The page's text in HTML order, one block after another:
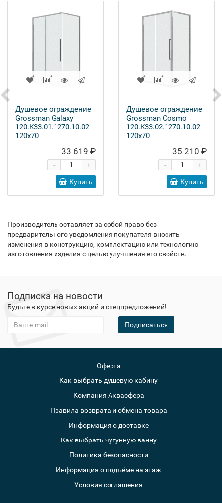
Душевое ограждение
Grossman Galaxy
120.K33.01.1270.10.02
120x70
33 619 ₽
+
-
Купить
Душевое ограждение
Grossman Cosmo
120.K33.02.1270.10.02
120x70
35 210 ₽
+
-
Купить
Производитель оставляет за собой право без
предварительного уведомления покупателя вносить
изменения в конструкцию, комплектацию или технологию
изготовления изделия с целью улучшения его свойств.
Подписка на новости
Будьте в курсе новых акций и спецпредложений!
Подписаться
Оферта
Как выбрать душевую кабину
Компания Аквасфера
Правила возврата и обмена товара
Информация о доставке
Как выбрать чугунную ванну
Политика безопасности
Информация о подъёме на этаж
Условия соглашения